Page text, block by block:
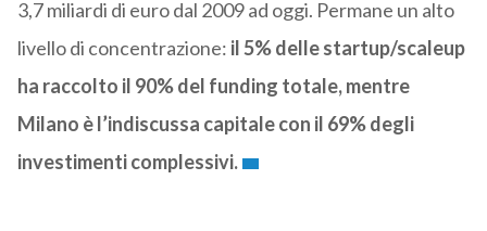
3,7 miliardi di euro dal 2009 ad oggi. Permane un alto
livello di concentrazione: il 5% delle startup/scaleup
ha raccolto il 90% del funding totale, mentre
Milano è l’indiscussa capitale con il 69% degli
investimenti complessivi.